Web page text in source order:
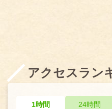
アクセスラン
1時間 24時間